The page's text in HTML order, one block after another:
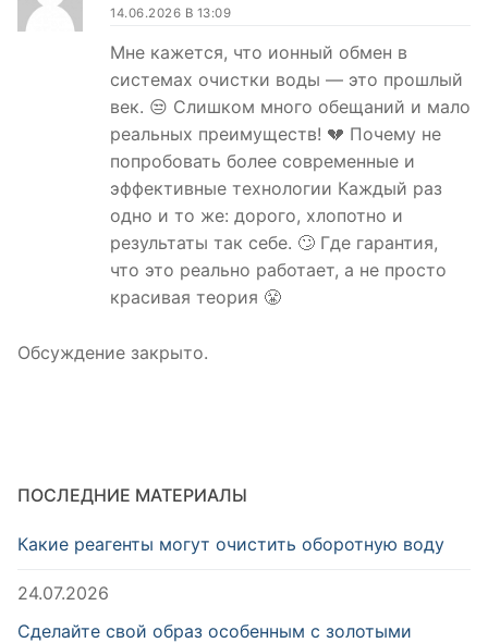
14.06.2026 В 13:09
Мне кажется, что ионный обмен в
системах очистки воды — это прошлый
век. 😒 Слишком много обещаний и мало
реальных преимуществ! 💔 Почему не
попробовать более современные и
эффективные технологии Каждый раз
одно и то же: дорого, хлопотно и
результаты так себе. 🙄 Где гарантия,
что это реально работает, а не просто
красивая теория 😤
Обсуждение закрыто.
ПОСЛЕДНИЕ МАТЕРИАЛЫ
Какие реагенты могут очистить оборотную воду
24.07.2026
Сделайте свой образ особенным с золотыми